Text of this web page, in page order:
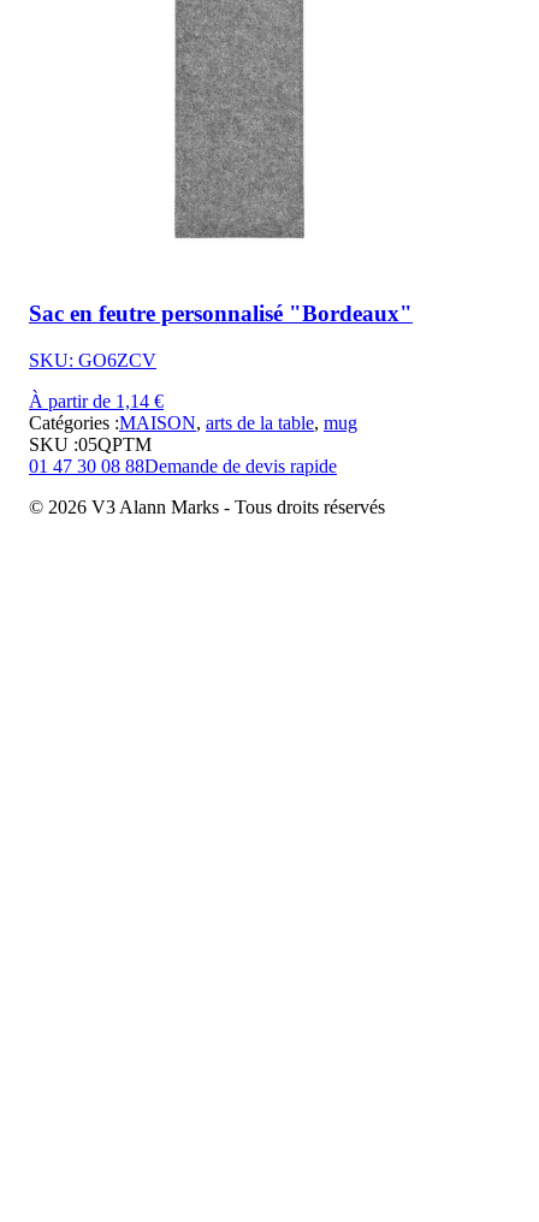
Sac en feutre personnalisé "Bordeaux"
SKU: GO6ZCV
À partir de 1,14 €
Catégories :MAISON, arts de la table, mug
SKU :05QPTM
01 47 30 08 88Demande de devis rapide
© 2026 V3 Alann Marks - Tous droits réservés